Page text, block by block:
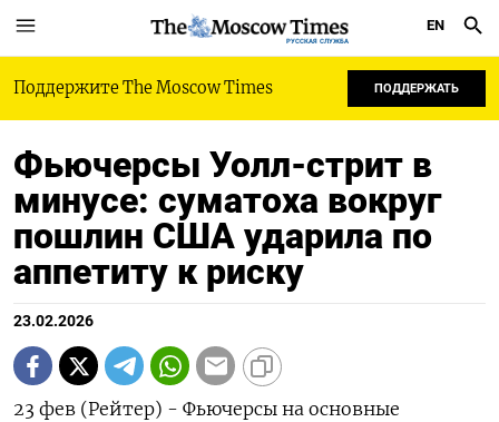
РУССКАЯ СЛУЖБА
EN
Поддержите The Moscow Times ПОДДЕРЖАТЬ
Фьючерсы Уолл-стрит в
минусе: суматоха вокруг
пошлин США ударила по
аппетиту к риску
23.02.2026
23 фев (Рейтер) - Фьючерсы на основные